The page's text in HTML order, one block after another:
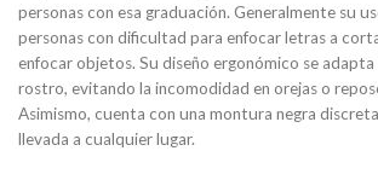
personas con esa graduación. Generalmente su
personas con dificultad para enfocar letras a
enfocar objetos. Su diseño ergonómico se adapta
rostro, evitando la incomodidad en orejas o
Asimismo, cuenta con una montura negra
llevada a cualquier lugar.